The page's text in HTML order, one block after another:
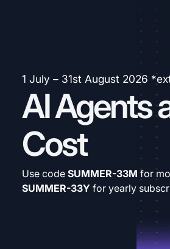
1 July – 31st August 2026
AI Agents
Cost
Use code SUMMER-33M for
SUMMER-33Y for yearly